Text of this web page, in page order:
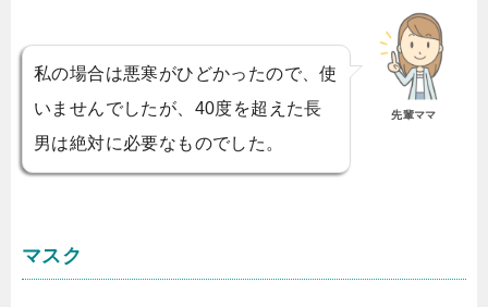
私の場合は悪寒がひどかったので、使
いませんでしたが、40度を超えた長
男は絶対に必要なものでした。
先輩ママ
マスク